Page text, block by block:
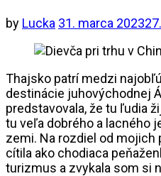
by Lucka 31. marca 2023
Thajsko patrí medzi
destinácie juhovýchodnej
predstavovala, že tu ľudia
tu veľa dobrého a lacného
zemi. Na rozdiel od mojich
cítila ako chodiaca
turizmus a zvykala som si